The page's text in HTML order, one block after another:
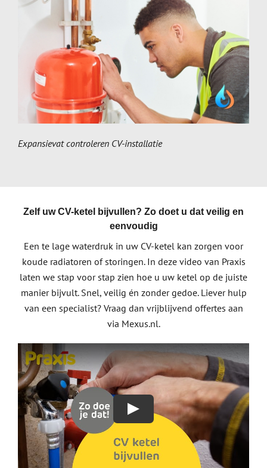
Expansievat controleren CV-installatie
Zelf uw CV-ketel bijvullen? Zo doet u dat veilig en
eenvoudig
Een te lage waterdruk in uw CV-ketel kan zorgen voor
koude radiatoren of storingen. In deze video van Praxis
laten we stap voor stap zien hoe u uw ketel op de juiste
manier bijvult. Snel, veilig én zonder gedoe. Liever hulp
van een specialist? Vraag dan vrijblijvend offertes aan
via Mexus.nl.